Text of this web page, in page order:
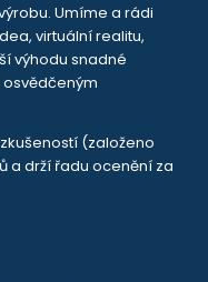
Umíme a rádi
virtuální realitu,
výhodu snadné
(založeno
a drží řadu ocenění za